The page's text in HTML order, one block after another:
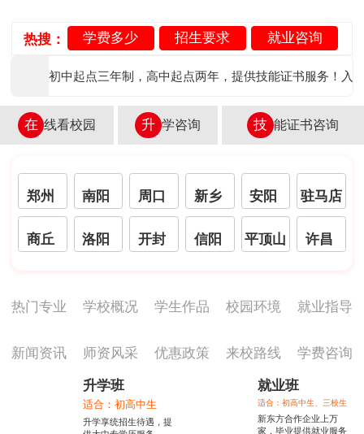
热搜： 学费多少 招生要求 就业咨询
初中起点三年制，高中起点两年，提供技能证书服务！入
在 线看校园 升 学咨询 技 能证书咨询
郑州 南阳 周口 新乡 安阳 驻马店
商丘 洛阳 开封 信阳 平顶山 许昌
热门专业 学校概况 学生作品 校园环境 就业指导
新闻资讯 师资风采 优惠政策 来校路线 学费咨询
升学班
适合：初高中生
升学享统招生待遇，提
就业班
适合：初高中生、三校生
新东方合作企业上万
家，毕业提供就业服务